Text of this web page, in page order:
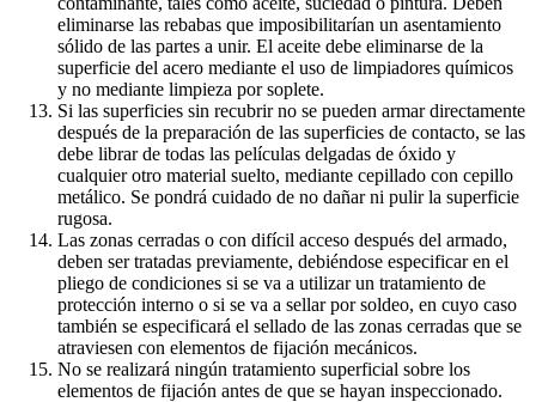
eliminarse las rebabas que imposibilitarían un asentamiento
sólido de las partes a unir. El aceite debe eliminarse de la
superficie del acero mediante el uso de limpiadores químicos
y no mediante limpieza por soplete.
Si las superficies sin recubrir no se pueden armar directamente
después de la preparación de las superficies de contacto, se las
debe librar de todas las películas delgadas de óxido y
cualquier otro material suelto, mediante cepillado con cepillo
metálico. Se pondrá cuidado de no dañar ni pulir la superficie
rugosa.
Las zonas cerradas o con difícil acceso después del armado,
deben ser tratadas previamente, debiéndose especificar en el
pliego de condiciones si se va a utilizar un tratamiento de
protección interno o si se va a sellar por soldeo, en cuyo caso
también se especificará el sellado de las zonas cerradas que se
atraviesen con elementos de fijación mecánicos.
No se realizará ningún tratamiento superficial sobre los
elementos de fijación antes de que se hayan inspeccionado.